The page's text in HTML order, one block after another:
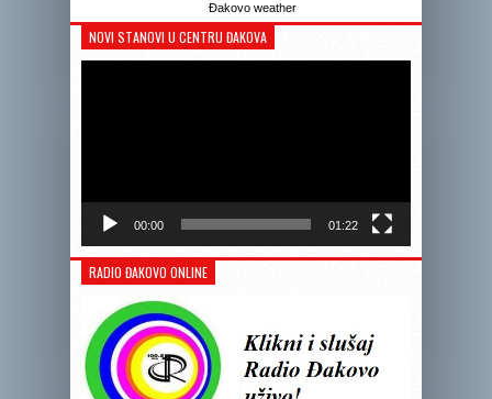
Đakovo weather
NOVI STANOVI U CENTRU ĐAKOVA
00:00 01:22
RADIO ĐAKOVO ONLINE